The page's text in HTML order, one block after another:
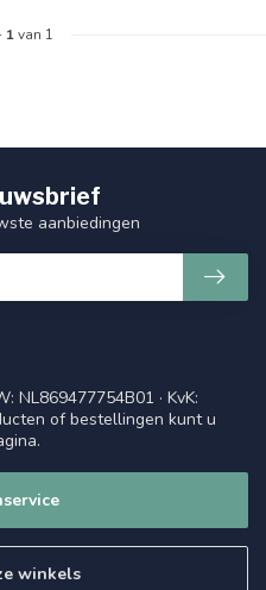
1van 1
NL869477754B01 · KvK:
of bestellingen kunt u
winkels
aanbiedingen